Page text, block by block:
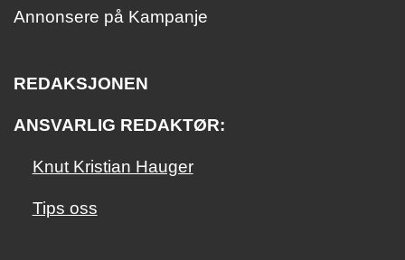
Annonsere på Kampanje
REDAKSJONEN
ANSVARLIG REDAKTØR:
Knut Kristian Hauger
Tips oss